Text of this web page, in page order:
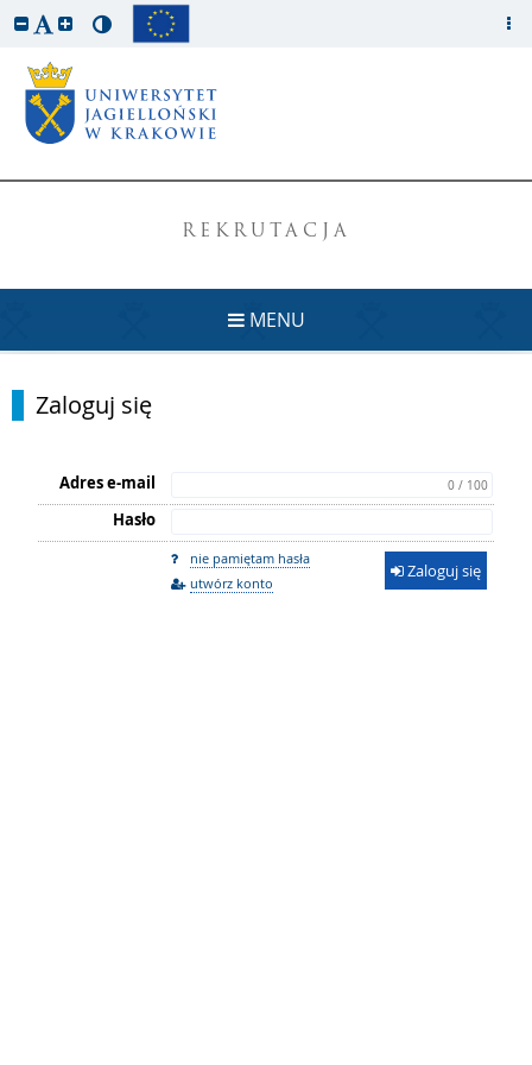
REKRUTACJA
MENU
Zaloguj się
Adres e-mail 0 / 100
Hasło
nie pamiętam hasła
utwórz konto
Zaloguj się